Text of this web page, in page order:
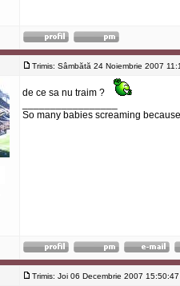
Trimis: Sâmbătă 24 Noiembrie 2007
de ce sa nu traim ?
So many babies screaming
Trimis: Joi 06 Decembrie 2007 15:50:47